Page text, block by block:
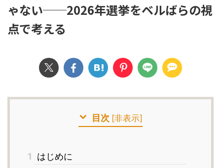
ゃない──2026年選挙をベルばらの視
点で考える
目次 [非表示]
1
はじめに